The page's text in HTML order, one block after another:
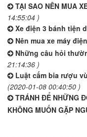
TẠI SAO NÊN MUA
14:55:04 )
Xe điện 3 bánh tiện
Nên mua xe máy
Những câu hỏi
21:14:36 )
Luật cấm bia rượu
(2020-01-08 00:40:50 )
TRÁNH ĐỂ NHỮNG
KHÔNG MUỐN GẶP